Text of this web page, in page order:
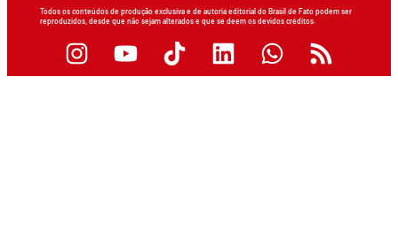
Todos os conteúdos de produção exclusiva e de autoria editorial do Brasil de Fato podem ser
reproduzidos, desde que não sejam alterados e que se deem os devidos créditos.